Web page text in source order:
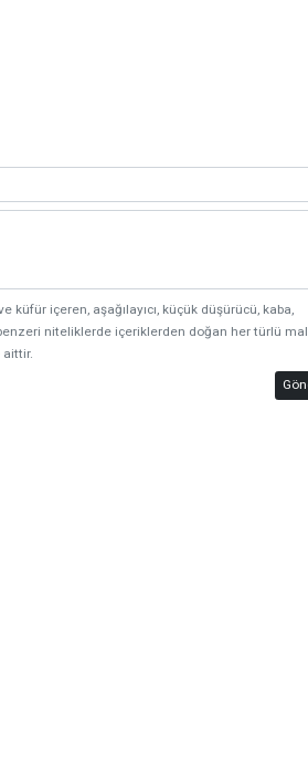
küfür içeren, aşağılayıcı, küçük düşürücü, kaba,
niteliklerde içeriklerden doğan her türlü
aittir.